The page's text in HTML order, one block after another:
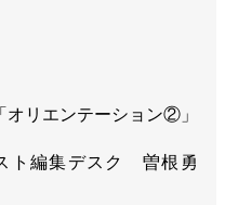
リエンテーション②」
ト編集デスク 曽根勇